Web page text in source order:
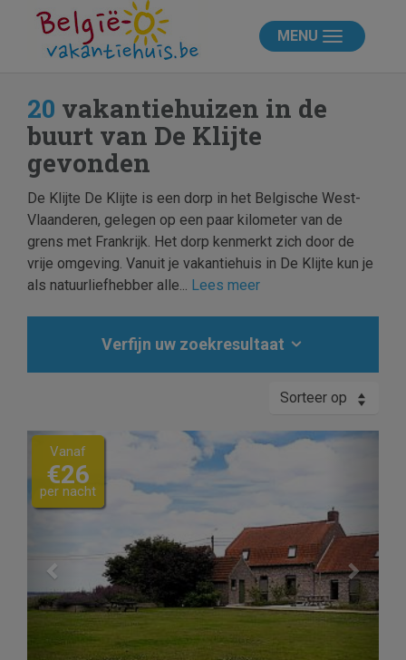
MENU
20 vakantiehuizen in de
buurt van De Klijte
gevonden
De Klijte De Klijte is een dorp in het Belgische West-
Vlaanderen, gelegen op een paar kilometer van de
grens met Frankrijk. Het dorp kenmerkt zich door de
vrije omgeving. Vanuit je vakantiehuis in De Klijte kun je
als natuurliefhebber alle... Lees meer
Verfijn uw zoekresultaat
Sorteer op
Previous Next
Vanaf
€26
per nacht